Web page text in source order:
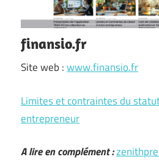
finansio.fr
Site web :www.finansio.fr
Limites et contraintes du
entrepreneur
A lire en complément :